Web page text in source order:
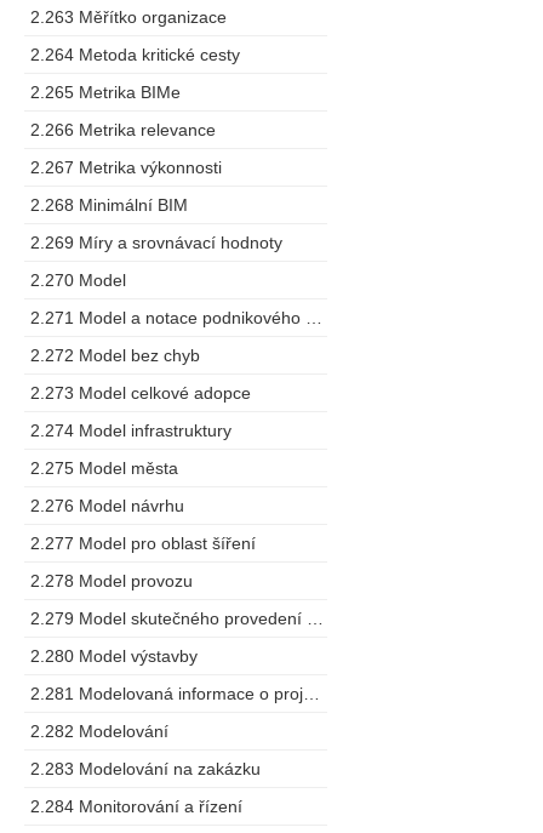
2.263 Měřítko organizace
2.264 Metoda kritické cesty
2.265 Metrika BIMe
2.266 Metrika relevance
2.267 Metrika výkonnosti
2.268 Minimální BIM
2.269 Míry a srovnávací hodnoty
2.270 Model
2.272 Model bez chyb
2.273 Model celkové adopce
2.274 Model infrastruktury
2.275 Model města
2.276 Model návrhu
2.277 Model pro oblast šíření
2.278 Model provozu
2.280 Model výstavby
2.282 Modelování
2.283 Modelování na zakázku
2.284 Monitorování a řízení